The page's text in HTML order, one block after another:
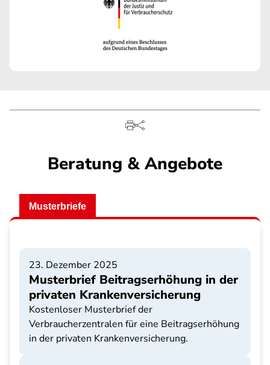
Beratung & Angebote
Musterbriefe
23. Dezember 2025
Musterbrief Beitragserhöhung in der
privaten Krankenversicherung
Kostenloser Musterbrief der
Verbraucherzentralen für eine Beitragserhöhung
in der privaten Krankenversicherung.